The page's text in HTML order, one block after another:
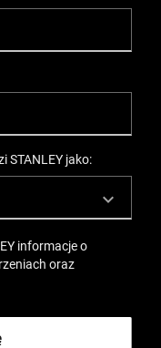
STANLEY jako:
informacje o
oraz